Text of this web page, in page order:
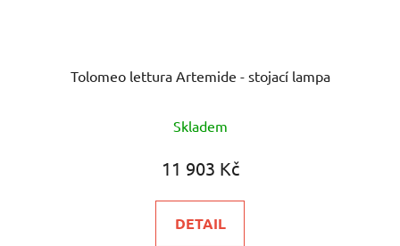
Tolomeo lettura Artemide - stojací lampa
hodnocení
produktu
5,0
z
Skladem
11 903 Kč
DETAIL